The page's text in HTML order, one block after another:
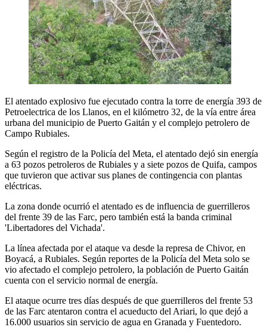
El atentado explosivo fue ejecutado contra la torre de energía 393 de
Petroelectrica de los Llanos, en el kilómetro 32, de la vía entre área
urbana del municipio de Puerto Gaitán y el complejo petrolero de
Campo Rubiales.
Según el registro de la Policía del Meta, el atentado dejó sin energía
a 63 pozos petroleros de Rubiales y a siete pozos de Quifa, campos
que tuvieron que activar sus planes de contingencia con plantas
eléctricas.
La zona donde ocurrió el atentado es de influencia de guerrilleros
del frente 39 de las Farc, pero también está la banda criminal
'Libertadores del Vichada'.
La línea afectada por el ataque va desde la represa de Chivor, en
Boyacá, a Rubiales. Según reportes de la Policía del Meta solo se
vio afectado el complejo petrolero, la población de Puerto Gaitán
cuenta con el servicio normal de energía.
El ataque ocurre tres días después de que guerrilleros del frente 53
de las Farc atentaron contra el acueducto del Ariari, lo que dejó a
16.000 usuarios sin servicio de agua en Granada y Fuentedoro.